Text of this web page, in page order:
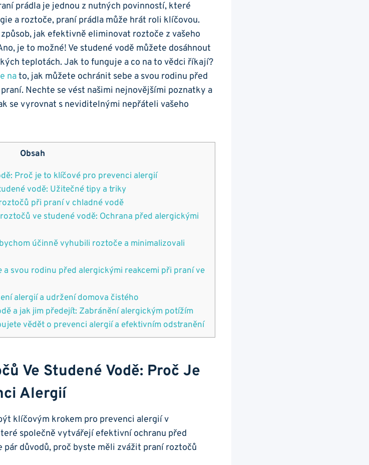
prádla je jednou ⁣z nutných povinností, které
‍a roztoče, praní⁢ prádla může hrát‍ roli ​klíčovou.
jak efektivně eliminovat‍ roztoče z vašeho
je to možné! Ve studené vodě můžete dosáhnout
teplotách. Jak to funguje a co ‍na‍ to vědci ⁤říkají?
nato, ⁤jak můžete ochránit ‌sebe a svou rodinu⁤ před
Nechte se vést ⁢našimi nejnovějšími poznatky a
se vyrovnat s neviditelnými nepřáteli vašeho
Obsah
Proč⁢ je to klíčové pro prevenci alergií
vodě: Užitečné tipy ​a ​triky
při praní v chladné vodě
ve studené vodě: Ochrana před alergickými
účinně vyhubili roztoče a minimalizovali
svou‌ rodinu před alergickými‍ reakcemi při praní ve
alergií a‍ udržení domova čistého
a jak​ jim ‍předejít: Zabránění alergickým potížím
vědět o prevenci alergií ​a efektivním odstranění
Ve Studené Vodě: Proč⁢ Je
Alergií
klíčovým krokem pro ⁢prevenci alergií v
společně‍ vytvářejí efektivní ochranu⁤ před
důvodů, proč byste měli zvážit​ praní roztočů